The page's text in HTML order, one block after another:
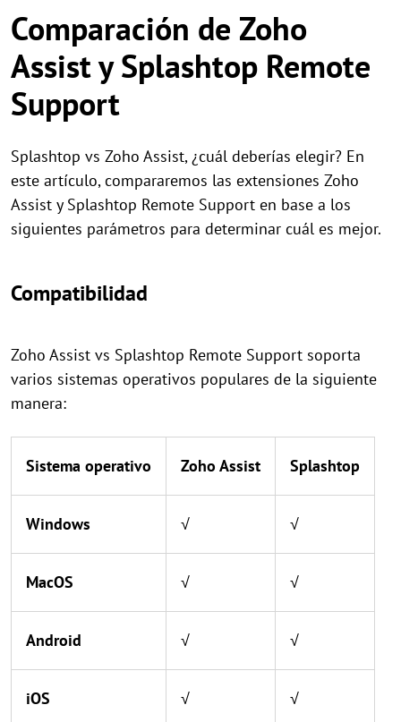
Comparación de Zoho
Assist y Splashtop Remote
Support
Splashtop vs Zoho Assist, ¿cuál deberías elegir? En
este artículo, compararemos las extensiones Zoho
Assist y Splashtop Remote Support en base a los
siguientes parámetros para determinar cuál es mejor.
Compatibilidad
Zoho Assist vs Splashtop Remote Support soporta
varios sistemas operativos populares de la siguiente
manera:
Sistema operativo Zoho Assist Splashtop
Windows √ √
MacOS √ √
Android √ √
iOS √ √